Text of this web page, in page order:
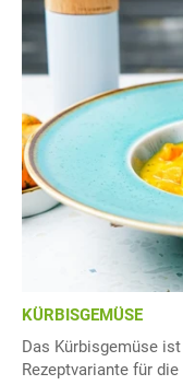
KÜRBISGEMÜSE
Das Kürbisgemüse
Rezeptvariante für